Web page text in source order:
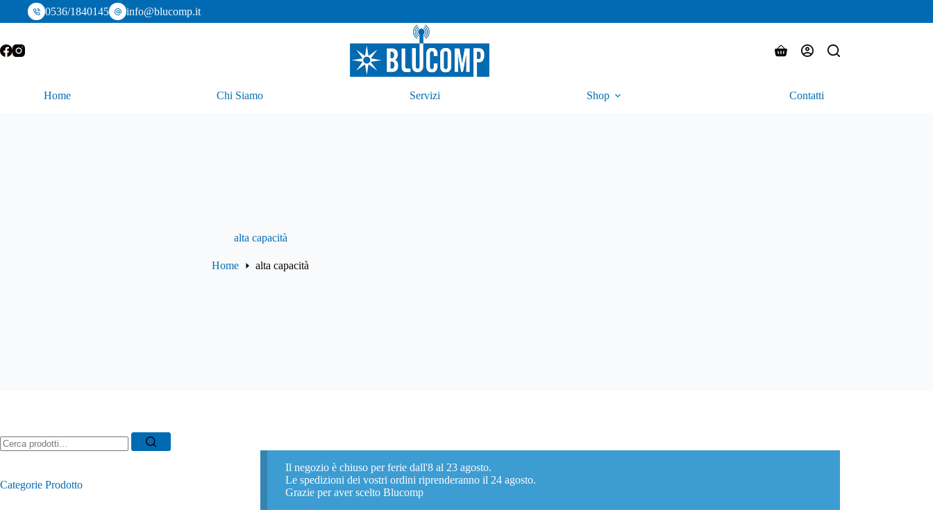
0536/1840145 info@blucomp.it
Carrello
Home Chi Siamo Servizi Shop Contatti
alta capacità
Home alta capacità
Il negozio è chiuso per ferie dall'8 al 23 agosto.
Le spedizioni dei vostri ordini riprenderanno il 24 agosto.
Grazie per aver scelto Blucomp
Ricerca
per:
Categorie Prodotto